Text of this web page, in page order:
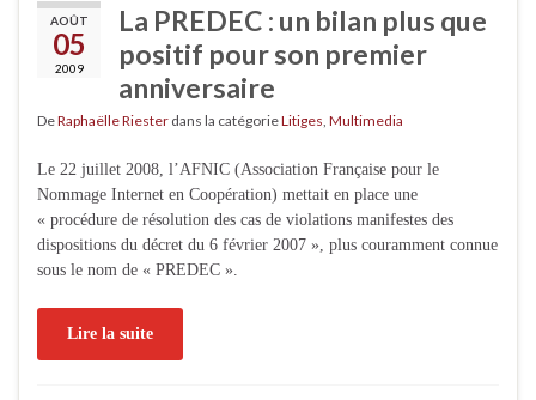
AOÛT
05
2009
La PREDEC : un bilan plus que
positif pour son premier
anniversaire
DeRaphaëlle Riester dans la catégorieLitiges Multimedia
Le 22 juillet 2008, l’AFNIC (Association Française pour le
Nommage Internet en Coopération) mettait en place une
« procédure de résolution des cas de violations manifestes des
dispositions du décret du 6 février 2007 », plus couramment connue
sous le nom de « PREDEC ».
Lire la suite